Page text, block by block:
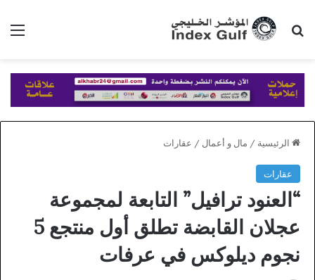
بحث عن
الرئيسية / مال و أعمال / عقارات
عقارات
“العنود ترافيل” التابعة لمجموعة
عجلان القابضة تطلق أول منتجع 5
نجوم ديلوكس في عرفات